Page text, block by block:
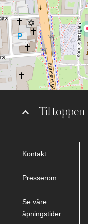
Til toppen
Kontakt
Presserom
Se våre
åpningstider